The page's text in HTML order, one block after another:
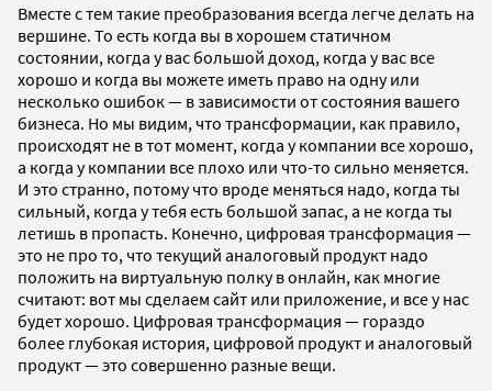
Вместе с тем такие преобразования всегда легче делать на
вершине. То есть когда вы в хорошем статичном
состоянии, когда у вас большой доход, когда у вас все
хорошо и когда вы можете иметь право на одну или
несколько ошибок — в зависимости от состояния вашего
бизнеса. Но мы видим, что трансформации, как правило,
происходят не в тот момент, когда у компании все хорошо,
а когда у компании все плохо или что-то сильно меняется.
И это странно, потому что вроде меняться надо, когда ты
сильный, когда у тебя есть большой запас, а не когда ты
летишь в пропасть. Конечно, цифровая трансформация —
это не про то, что текущий аналоговый продукт надо
положить на виртуальную полку в онлайн, как многие
считают: вот мы сделаем сайт или приложение, и все у нас
будет хорошо. Цифровая трансформация — гораздо
более глубокая история, цифровой продукт и аналоговый
продукт — это совершенно разные вещи.